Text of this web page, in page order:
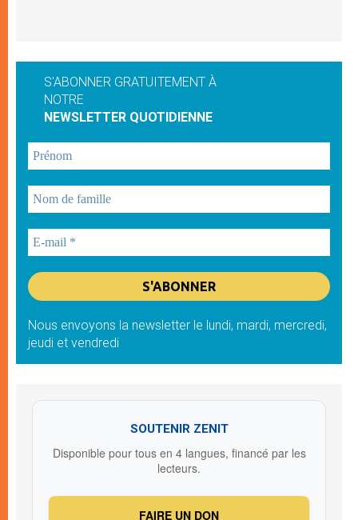
S'ABONNER GRATUITEMENT À
NOTRE
NEWSLETTER QUOTIDIENNE
Nous envoyons la newsletter le lundi, mardi, mercredi,
jeudi et vendredi
SOUTENIR ZENIT
Disponible pour tous en 4 langues, financé par les
lecteurs.
FAIRE UN DON